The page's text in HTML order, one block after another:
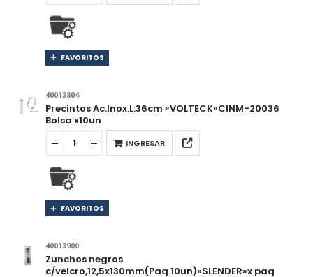
FAVORITOS
40013804
Precintos Ac.Inox.L:36cm «VOLTECK»CINM-20036
Bolsa x10un
INGRESAR
FAVORITOS
40013900
Zunchos negros
c/velcro,12,5x130mm(Paq.10un)»SLENDER»x paq